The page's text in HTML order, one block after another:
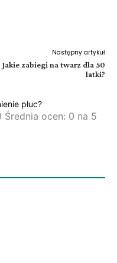
Następny artykuł
Jakie zabiegi na twarz dla 50
latki?
płuc?
Średnia ocen: 0 na 5